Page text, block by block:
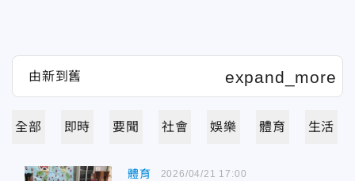
全部 即時 要聞 社會 娛樂 體育 生活
體育 2026/04/21 17:00